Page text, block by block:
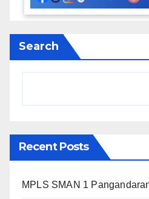
Search
Recent Posts
MPLS SMAN 1